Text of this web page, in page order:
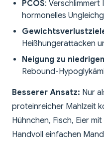
PCOS: Verschlimmert
hormonelles
Heißhungerattacken
Neigung zu
Rebound-
Besserer Ansatz: Nur
proteinreicher Mahlzeit
Hühnchen, Fisch, Eier
Handvoll einfachen